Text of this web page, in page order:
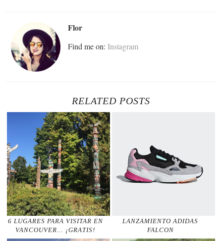
Flor
Find me on: Instagram
RELATED POSTS
6 LUGARES PARA VISITAR EN
VANCOUVER… ¡GRATIS!
LANZAMIENTO ADIDAS
FALCON